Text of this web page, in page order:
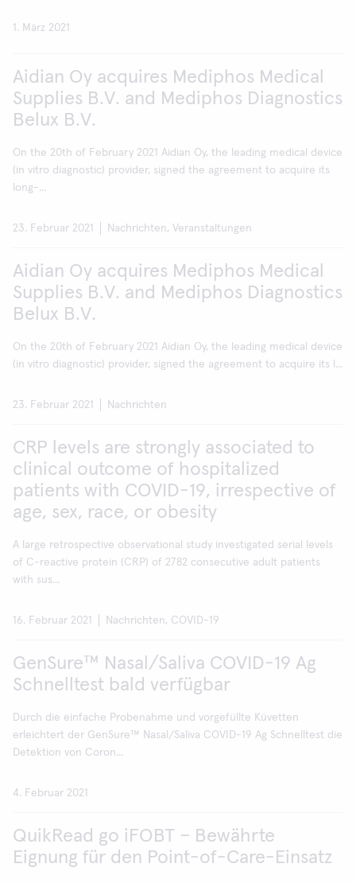
1. März 2021
Aidian Oy acquires Mediphos Medical
Supplies B.V. and Mediphos Diagnostics
Belux B.V.
On the 20th of February 2021 Aidian Oy, the leading medical device
(in vitro diagnostic) provider, signed the agreement to acquire its
long-...
23. Februar 2021 Nachrichten, Veranstaltungen
Aidian Oy acquires Mediphos Medical
Supplies B.V. and Mediphos Diagnostics
Belux B.V.
On the 20th of February 2021 Aidian Oy, the leading medical device
(in vitro diagnostic) provider, signed the agreement to acquire its l...
23. Februar 2021 Nachrichten
CRP levels are strongly associated to
clinical outcome of hospitalized
patients with COVID-19, irrespective of
age, sex, race, or obesity
A large retrospective observational study investigated serial levels
of C-reactive protein (CRP) of 2782 consecutive adult patients
with sus...
16. Februar 2021 Nachrichten, COVID-19
GenSure™ Nasal/Saliva COVID-19 Ag
Schnelltest bald verfügbar
Durch die einfache Probenahme und vorgefüllte Küvetten
erleichtert der GenSure™ Nasal/Saliva COVID-19 Ag Schnelltest die
Detektion von Coron...
4. Februar 2021
QuikRead go iFOBT – Bewährte
Eignung für den Point-of-Care-Einsatz